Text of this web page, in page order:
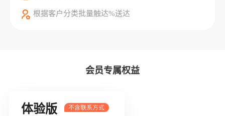
根据客户分类批量触达%送达
会员专属权益
体验版